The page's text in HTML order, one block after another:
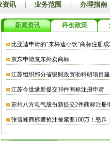
资讯 业务范围 办理指南
新闻资讯 科创政策
比亚迪申请的“来杯迪小饮”商标注册
京东申请京东外卖商标
江苏组织部分省级财政资助科研项目
江苏今世缘新提交10件商标注册申请
苏州八方电气股份新提交2件商标注册
张雪峰商标遭抢注被索要100万！怒斥